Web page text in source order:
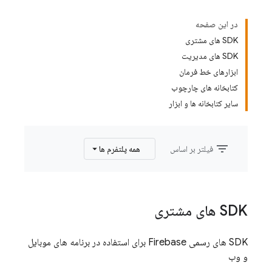
در این صفحه
SDK های مشتری
SDK های مدیریت
ابزارهای خط فرمان
کتابخانه های چارچوب
سایر کتابخانه ها و ابزار
filter_list فیلتر بر اساس همه پلتفرم ها
SDK های مشتری
SDK های رسمی Firebase برای استفاده در برنامه های موبایل
و وب